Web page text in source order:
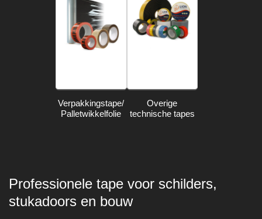
Verpakkingstape/
Palletwikkelfolie
Overige
technische tapes
Professionele tape voor schilders,
stukadoors en bouw